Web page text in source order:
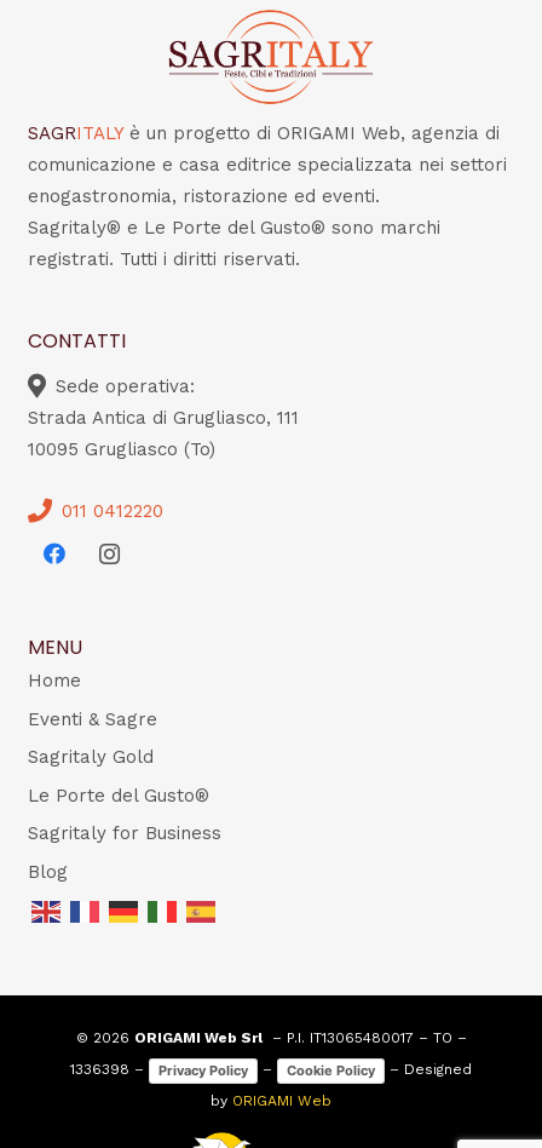
SAGRITALY è un progetto di ORIGAMI Web, agenzia di
comunicazione e casa editrice specializzata nei settori
enogastronomia, ristorazione ed eventi.
Sagritaly® e Le Porte del Gusto® sono marchi
registrati. Tutti i diritti riservati.
CONTATTI
Sede operativa:
Strada Antica di Grugliasco, 111
10095 Grugliasco (To)
011 0412220
MENU
Home
Eventi & Sagre
Sagritaly Gold
Le Porte del Gusto®
Sagritaly for Business
Blog
© 2026 ORIGAMI Web Srl– P.I. IT13065480017 – TO –
1336398 –
Privacy Policy – Cookie Policy
– Designed
by ORIGAMI Web